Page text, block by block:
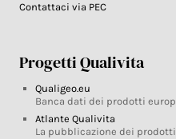
Contattaci via PEC
Progetti Qualivita
Qualigeo.eu
Banca dati dei prodotti
Atlante Qualivita
La pubblicazione dei prodotti